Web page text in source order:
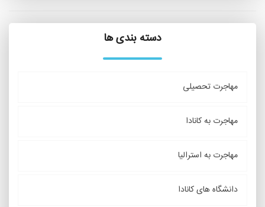
دسته بندی ها
مهاجرت تحصیلی
مهاجرت به کانادا
مهاجرت به استرالیا
دانشگاه های کانادا